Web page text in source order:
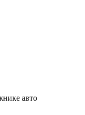
авто